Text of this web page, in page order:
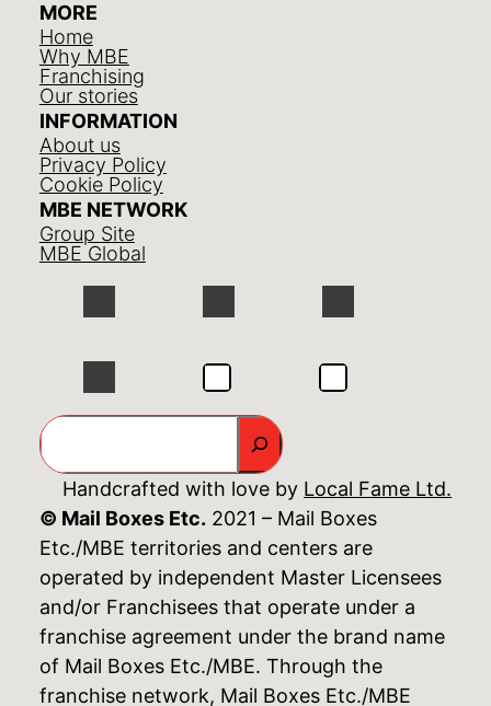
MORE
Home
Why MBE
Franchising
Our stories
INFORMATION
About us
Privacy Policy
Cookie Policy
MBE NETWORK
Group Site
MBE Global
GO
Handcrafted with love by Local Fame Ltd.
© Mail Boxes Etc. 2021 – Mail Boxes
Etc./MBE territories and centers are
operated by independent Master Licensees
and/or Franchisees that operate under a
franchise agreement under the brand name
of Mail Boxes Etc./MBE. Through the
franchise network, Mail Boxes Etc./MBE